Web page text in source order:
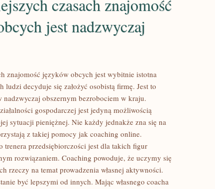
czasach znajomość
jest nadzwyczaj
znajomość języków obcych jest wybitnie istotna
ludzi decyduje się założyć osobistą firmę. Jest to
nadzwyczaj obszernym bezrobociem w kraju.
gospodarczej jest jedyną możliwością
sytuacji pieniężnej. Nie każdy jednakże zna się na
z takiej pomocy jak coaching online.
trenera przedsiębiorczości jest dla takich figur
rozwiązaniem. Coaching powoduje, że uczymy się
rzeczy na temat prowadzenia własnej aktywności.
być lepszymi od innych. Mając własnego coacha